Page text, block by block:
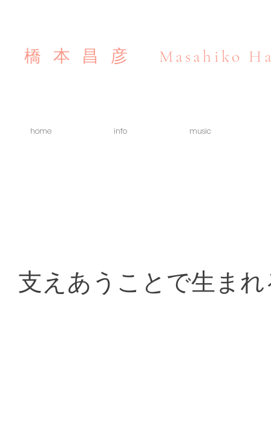
橋本昌彦 Masahiko
home info music
支えあうことで生ま